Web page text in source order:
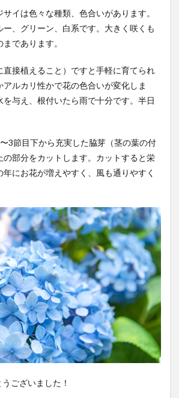
イは色々な種類、色合いがあります。
ー、グリーン、白系です。大きく咲くも
であります。
直接植えること）ですと手軽に育てられ
アルカリ性かで花の色合いが変化しま
与え、根付いたら雨で十分です。半日
3節目下から充実した脇芽（茎の葉の付
の部分をカットします。カットすると栄
にお花が増えやすく、風も通りやすく
ございました！